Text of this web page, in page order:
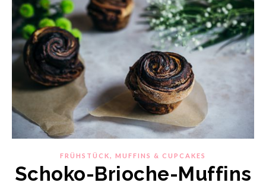
FRÜHSTÜCK, MUFFINS & CUPCAKES
Schoko-Brioche-Muffins